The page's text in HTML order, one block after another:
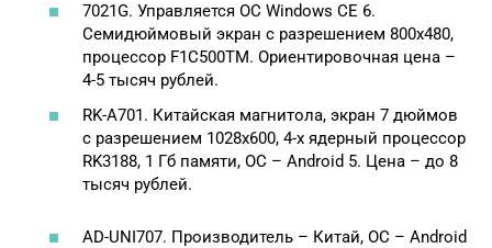
7021G. Управляется ОС Windows CE 6.
Семидюймовый экран с разрешением 800х480,
процессор F1C500TM. Ориентировочная цена –
4-5 тысяч рублей.
RK-A701. Китайская магнитола, экран 7 дюймов
с разрешением 1028х600, 4-х ядерный процессор
RK3188, 1 Гб памяти, ОС – Android 5. Цена – до 8
тысяч рублей.
AD-UNI707. Производитель – Китай, ОС – Android